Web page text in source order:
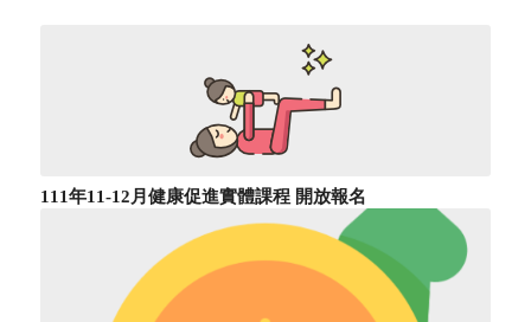
111年11-12月健康促進實體課程 開放報名